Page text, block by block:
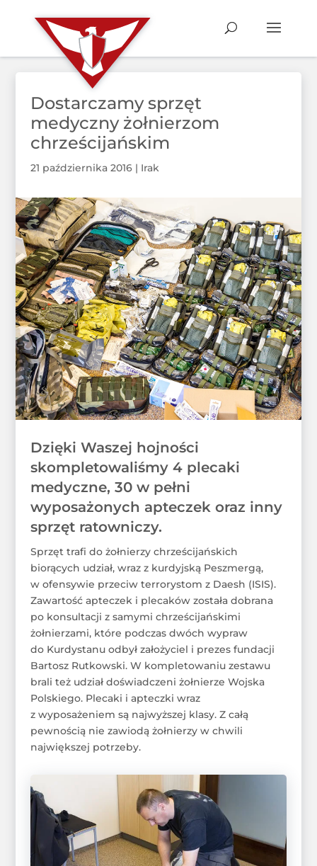
Dostarczamy sprzęt
medyczny żołnierzom
chrześcijańskim
21 października 2016| Irak
Dzięki Waszej hojności
skompletowaliśmy 4 plecaki
medyczne, 30 w pełni
wyposażonych apteczek oraz inny
sprzęt ratowniczy.
Sprzęt trafi do żołnierzy chrześcijańskich
biorących udział, wraz z kurdyjską Peszmergą,
w ofensywie przeciw terrorystom z Daesh (ISIS).
Zawartość apteczek i plecaków została dobrana
po konsultacji z samymi chrześcijańskimi
żołnierzami, które podczas dwóch wypraw
do Kurdystanu odbył założyciel i prezes fundacji
Bartosz Rutkowski. W kompletowaniu zestawu
brali też udział doświadczeni żołnierze Wojska
Polskiego. Plecaki i apteczki wraz
z wyposażeniem są najwyższej klasy. Z całą
pewnością nie zawiodą żołnierzy w chwili
największej potrzeby.